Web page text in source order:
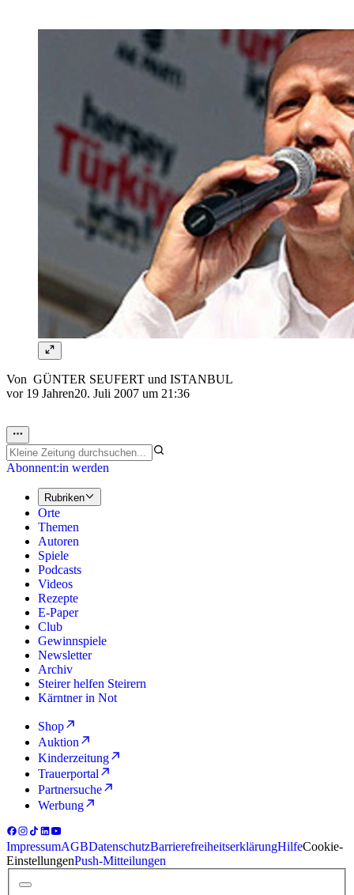
Von GÜNTER SEUFERT und ISTANBUL
vor 19 Jahren20. Juli 2007 um 21:36
Abonnent:in werden
Rubriken
Orte
Themen
Autoren
Spiele
Podcasts
Videos
Rezepte
E-Paper
Club
Gewinnspiele
Newsletter
Archiv
Steirer helfen Steirern
Kärntner in Not
Shop
Auktion
Kinderzeitung
Trauerportal
Partnersuche
Werbung
ImpressumAGBDatenschutzBarrierefreiheitserklärungHilfeCookie-
EinstellungenPush-Mitteilungen